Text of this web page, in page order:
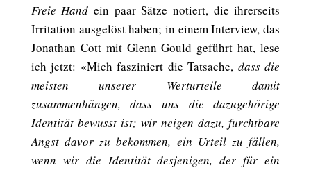
Freie Hand ein paar Sätze notiert, die ihrerseits
Irritation ausgelöst haben; in einem Interview, das
Jonathan Cott mit Glenn Gould geführt hat, lese
ich jetzt: «Mich fasziniert die Tatsache, dass die
meisten unserer Wert­urteile damit
zusammenhängen, dass uns die dazugehörige
Identi­tät bewusst ist; wir neigen dazu, furchtbare
Angst davor zu bekommen, ein Urteil zu fällen,
wenn wir die Identität desjenigen, der für ein